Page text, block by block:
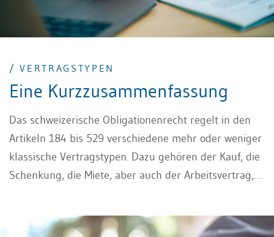
/ VERTRAGSTYPEN
Eine Kurzzusammenfassung
Das schweizerische Obligationenrecht regelt in den
Artikeln 184 bis 529 verschiedene mehr oder weniger
klassische Vertragstypen. Dazu gehören der Kauf, die
Schenkung, die Miete, aber auch der Arbeitsvertrag,
und die Bürgschaft.